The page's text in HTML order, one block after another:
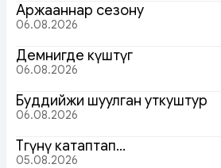
Аржааннар сезону
06.08.2026
Демнигде күштүг
06.08.2026
Буддийжи шуулган уткуштур
06.08.2026
Төөгүнү катаптап…
05.08.2026